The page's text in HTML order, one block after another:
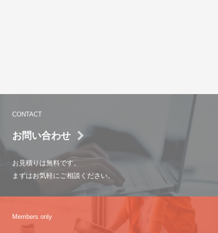
CONTACT
お問い合わせ
お見積りは無料です。
まずはお気軽にご相談ください。
Members only